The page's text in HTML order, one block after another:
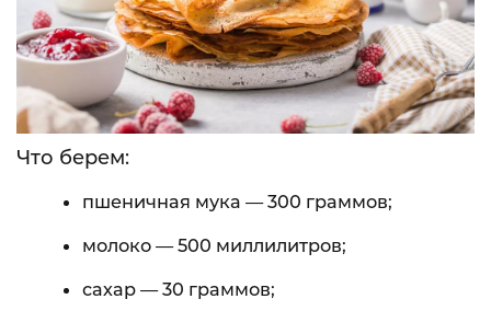
Что берем:
пшеничная мука — 300 граммов;
молоко — 500 миллилитров;
сахар — 30 граммов;